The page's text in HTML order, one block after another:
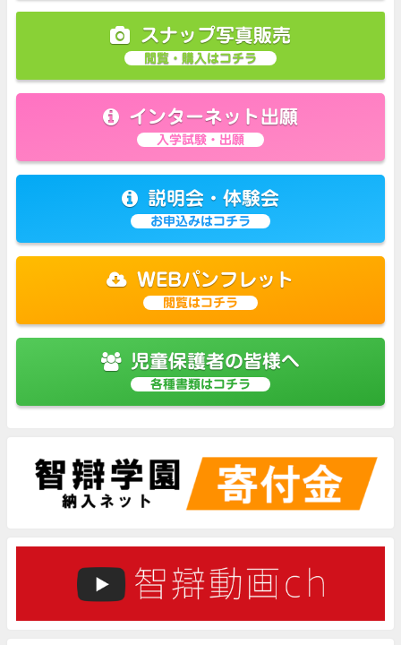
スナップ写真販売
閲覧・購入はコチラ
インターネット出願
入学試験・出願
説明会・体験会
お申込みはコチラ
WEBパンフレット
閲覧はコチラ
児童保護者の皆様へ
各種書類はコチラ